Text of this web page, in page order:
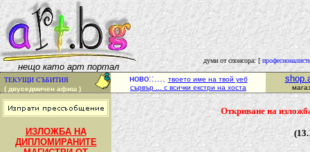
нещо като арт портал
думи от спонсора: [
ТЕКУЩИ СЪБИТИЯ
( двуседмичен афиш )
ново::.... твоето име на твой уеб
сървър ... с всички екстри на хоста
ИЗЛОЖБА НА
ДИПЛОМИРАНИТЕ
Откриване на